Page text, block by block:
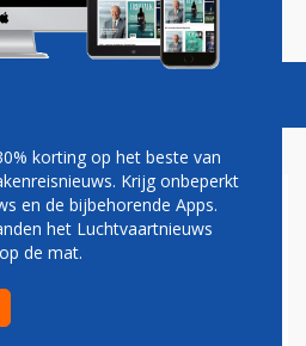
Podcasts Vacatures
A340-300
korting op het beste van
Krijg onbeperkt
en de bijbehorende Apps.
het Luchtvaartnieuws
de mat.